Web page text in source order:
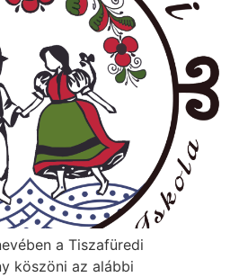
a Tiszafüredi
köszöni az alábbi